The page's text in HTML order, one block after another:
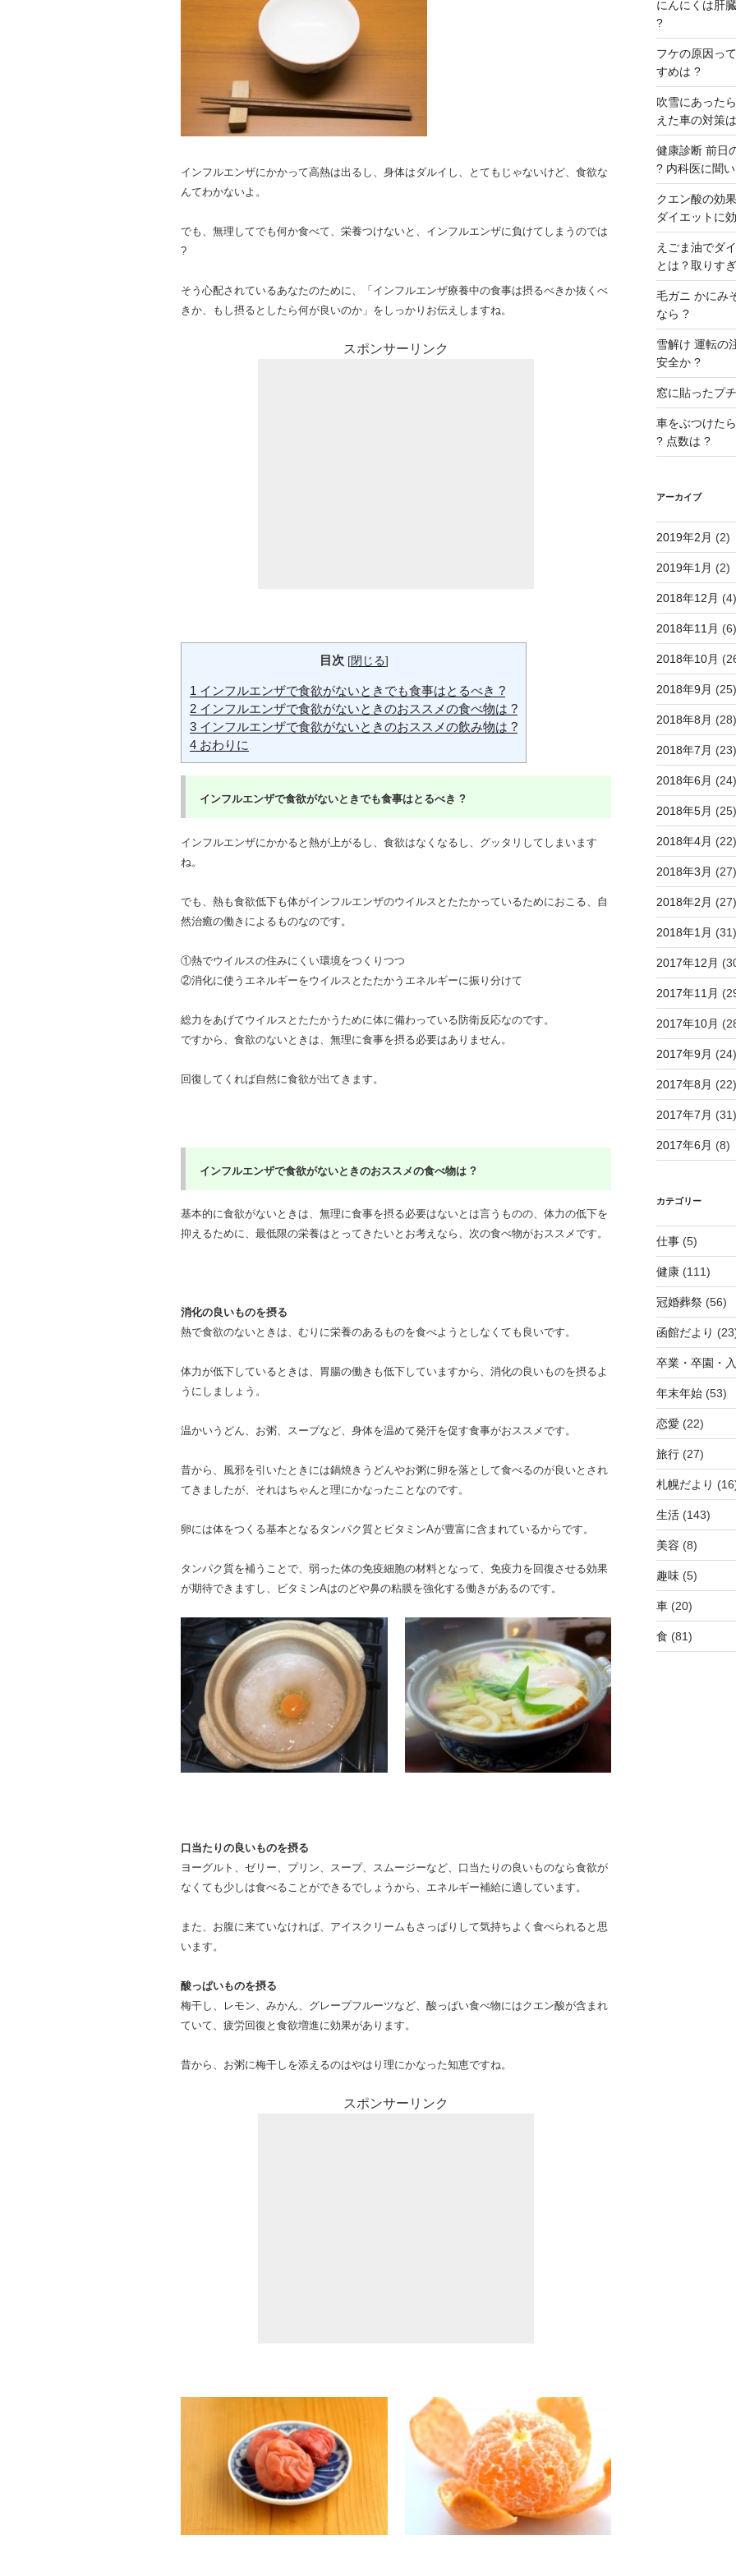
インフルエンザにかかって高熱は出るし、身体はダルイし、とてもじゃないけど、食欲な
んてわかないよ。
でも、無理してでも何か食べて、栄養つけないと、インフルエンザに負けてしまうのでは
?
そう心配されているあなたのために、「インフルエンザ療養中の食事は摂るべきか抜くべ
きか、もし摂るとしたら何が良いのか」をしっかりお伝えしますね。
スポンサーリンク
目次 [閉じる]
1 インフルエンザで食欲がないときでも食事はとるべき ?
2 インフルエンザで食欲がないときのおススメの食べ物は ?
3 インフルエンザで食欲がないときのおススメの飲み物は ?
4 おわりに
インフルエンザで食欲がないときでも食事はとるべき ?
インフルエンザにかかると熱が上がるし、食欲はなくなるし、グッタリしてしまいます
ね。
でも、熱も食欲低下も体がインフルエンザのウイルスとたたかっているためにおこる、自
然治癒の働きによるものなのです。
①熱でウイルスの住みにくい環境をつくりつつ
②消化に使うエネルギーをウイルスとたたかうエネルギーに振り分けて
総力をあげてウイルスとたたかうために体に備わっている防衛反応なのです。
ですから、食欲のないときは、無理に食事を摂る必要はありません。
回復してくれば自然に食欲が出てきます。
インフルエンザで食欲がないときのおススメの食べ物は ?
基本的に食欲がないときは、無理に食事を摂る必要はないとは言うものの、体力の低下を
抑えるために、最低限の栄養はとってきたいとお考えなら、次の食べ物がおススメです。
消化の良いものを摂る
熱で食欲のないときは、むりに栄養のあるものを食べようとしなくても良いです。
体力が低下しているときは、胃腸の働きも低下していますから、消化の良いものを摂るよ
うにしましょう。
温かいうどん、お粥、スープなど、身体を温めて発汗を促す食事がおススメです。
昔から、風邪を引いたときには鍋焼きうどんやお粥に卵を落として食べるのが良いとされ
てきましたが、それはちゃんと理にかなったことなのです。
卵には体をつくる基本となるタンパク質とビタミンAが豊富に含まれているからです。
タンパク質を補うことで、弱った体の免疫細胞の材料となって、免疫力を回復させる効果
が期待できますし、ビタミンAはのどや鼻の粘膜を強化する働きがあるのです。
口当たりの良いものを摂る
ヨーグルト、ゼリー、プリン、スープ、スムージーなど、口当たりの良いものなら食欲が
なくても少しは食べることができるでしょうから、エネルギー補給に適しています。
また、お腹に来ていなければ、アイスクリームもさっぱりして気持ちよく食べられると思
います。
酸っぱいものを摂る
梅干し、レモン、みかん、グレープフルーツなど、酸っぱい食べ物にはクエン酸が含まれ
ていて、疲労回復と食欲増進に効果があります。
昔から、お粥に梅干しを添えるのはやはり理にかなった知恵ですね。
スポンサーリンク
にんにくは肝
?
フケの原因っ
すめは ?
吹雪にあった
えた車の対策
健康診断 前日
? 内科医に聞
クエン酸の効
ダイエットに
えごま油でダ
とは？取りす
毛ガニ かにみ
なら ?
雪解け 運転の
安全か ?
窓に貼ったプ
車をぶつけた
? 点数は ?
アーカイブ
2019年2月 (2)
2019年1月 (2)
2018年12月 (4)
2018年11月 (6)
2018年10月
2018年9月 (25)
2018年8月 (28)
2018年7月 (23)
2018年6月 (24)
2018年5月 (25)
2018年4月 (22)
2018年3月 (27)
2018年2月 (27)
2018年1月 (31)
2017年12月
2017年11月
2017年10月
2017年9月 (24)
2017年8月 (22)
2017年7月 (31)
2017年6月 (8)
カテゴリー
仕事(5)
健康(111)
冠婚葬祭(56)
函館だより
卒業・卒園・
年末年始(53)
恋愛 (22)
旅行(27)
札幌だより
生活(143)
美容 (8)
趣味(5)
車(20)
食 (81)